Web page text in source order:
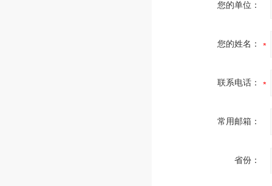
您的单位：
您的姓名：
联系电话：
常用邮箱：
省份：